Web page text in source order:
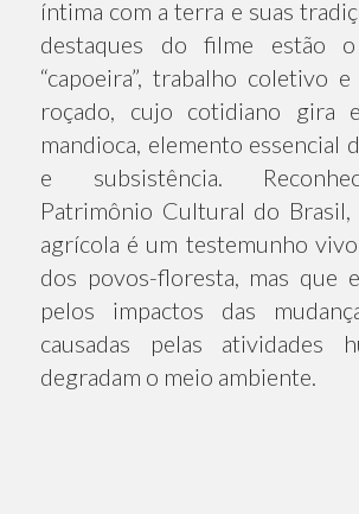
íntima com a terra e suas
destaques do filme estão
“capoeira”, trabalho coletivo
roçado, cujo cotidiano gira
mandioca, elemento essencial
e subsistência.
Patrimônio Cultural do Brasil,
agrícola é um testemunho
dos povos-floresta, mas que
pelos impactos das
causadas pelas atividades
degradam o meio ambiente.